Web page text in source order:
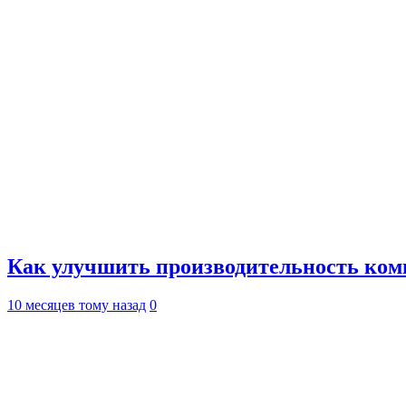
Как улучшить производительность
10 месяцев тому назад 0